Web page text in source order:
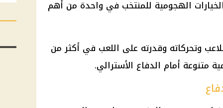
الخيارات الهجومية للمنتخب في واحدة من أهم
وتحركاته وقدرته على اللعب في أكثر من
متنوعة أمام الدفاع الأسترالي.